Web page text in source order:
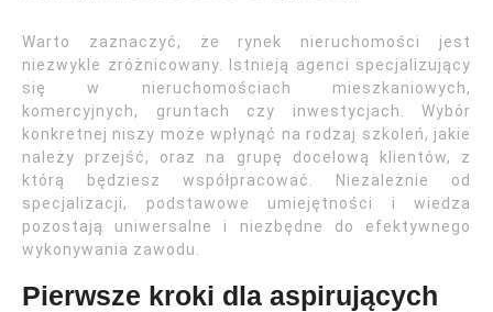
Warto zaznaczyć, że rynek nieruchomości jest
niezwykle zróżnicowany. Istnieją agenci specjalizujący
się w nieruchomościach mieszkaniowych,
komercyjnych, gruntach czy inwestycjach. Wybór
konkretnej niszy może wpłynąć na rodzaj szkoleń, jakie
należy przejść, oraz na grupę docelową klientów, z
którą będziesz współpracować. Niezależnie od
specjalizacji, podstawowe umiejętności i wiedza
pozostają uniwersalne i niezbędne do efektywnego
wykonywania zawodu.
Pierwsze kroki dla aspirujących